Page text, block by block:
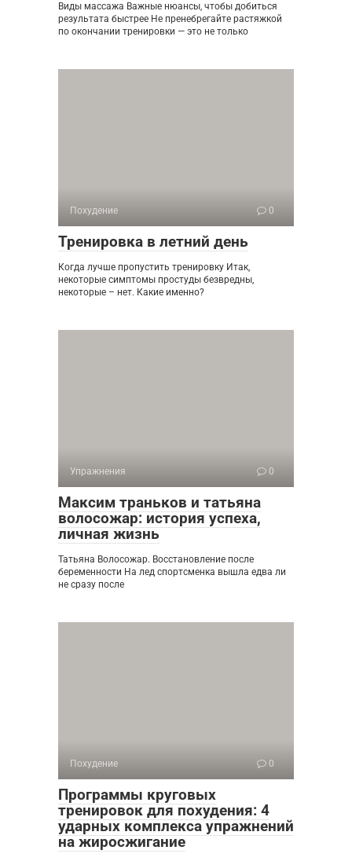
Виды массажа Важные нюансы, чтобы добиться
результата быстрее Не пренебрегайте растяжкой
по окончании тренировки — это не только
Похудение 0
Тренировка в летний день
Когда лучше пропустить тренировку Итак,
некоторые симптомы простуды безвредны,
некоторые – нет. Какие именно?
Упражнения 0
Максим траньков и татьяна
волосожар: история успеха,
личная жизнь
Татьяна Волосожар. Восстановление после
беременности На лед спортсменка вышла едва ли
не сразу после
Похудение 0
Программы круговых
тренировок для похудения: 4
ударных комплекса упражнений
на жиросжигание